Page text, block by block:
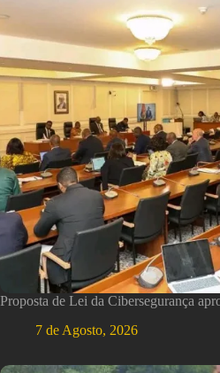
Proposta de Lei da Cibersegurança
7 de Agosto, 2026